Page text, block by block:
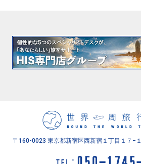
〒160-0023 東京都新宿区西新宿１丁目１７−１